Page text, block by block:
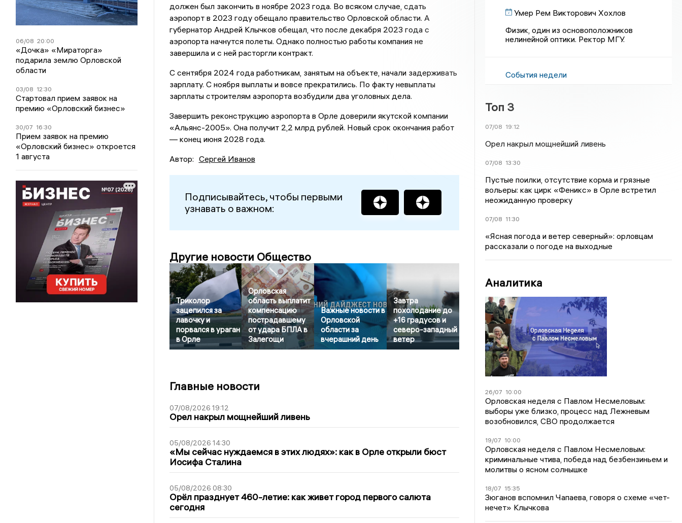
06/08 20:00
«Дочка» «Мираторга»
подарила землю Орловской
области
03/08 12:30
Стартовал прием заявок на
премию «Орловский бизнес»
30/07 16:30
Прием заявок на премию
«Орловский бизнес» откроется
1 августа
должен был закончить в ноябре 2023 года. Во всяком случае, сдать
аэропорт в 2023 году обещало правительство Орловской области. А
губернатор Андрей Клычков обещал, что после декабря 2023 года с
аэропорта начнутся полеты. Однако полностью работы компания не
завершила и с ней расторгли контракт.
С сентября 2024 года работникам, занятым на объекте, начали задерживать
зарплату. С ноября выплаты и вовсе прекратились. По факту невыплаты
зарплаты строителям аэропорта возбудили два уголовных дела.
Завершить реконструкцию аэропорта в Орле доверили якутской компании
«Альянс-2005». Она получит 2,2 млрд рублей. Новый срок окончания работ
— конец июня 2028 года.
Автор: Сергей Иванов
Подписывайтесь, чтобы первыми
узнавать о важном:
Другие новости Общество
Триколор
зацепился за
лавочку и
порвался в ураган
в Орле
Орловская
область выплатит
компенсацию
пострадавшему
от удара БПЛА в
Залегощи
Важные новости в
Орловской
области за
вчерашний день
Завтра
похолодание до
+16 градусов и
северо-западный
ветер
Главные новости
07/08/2026 19:12
Орел накрыл мощнейший ливень
05/08/2026 14:30
«Мы сейчас нуждаемся в этих людях»: как в Орле открыли бюст
Иосифа Сталина
05/08/2026 08:30
Орёл празднует 460-летие: как живет город первого салюта
сегодня
Умер Рем Викторович Хохлов
Физик, один из основоположников
нелинейной оптики. Ректор МГУ.
События недели
Топ 3
07/08 19:12
Орел накрыл мощнейший ливень
07/08 13:30
Пустые поилки, отсутствие корма и грязные
вольеры: как цирк «Феникс» в Орле встретил
неожиданную проверку
07/08 11:30
«Ясная погода и ветер северный»: орловцам
рассказали о погоде на выходные
Аналитика
26/07 10:00
Орловская неделя с Павлом Несмеловым:
выборы уже близко, процесс над Лежневым
возобновился, СВО продолжается
19/07 10:00
Орловская неделя с Павлом Несмеловым:
криминальные чтива, победа над безбензиньем и
молитвы о ясном солнышке
18/07 15:35
Зюганов вспомнил Чапаева, говоря о схеме «чет-
нечет» Клычкова